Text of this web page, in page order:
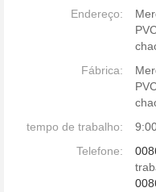
Endereço:
Fábrica:
tempo de trabalho:
Telefone: